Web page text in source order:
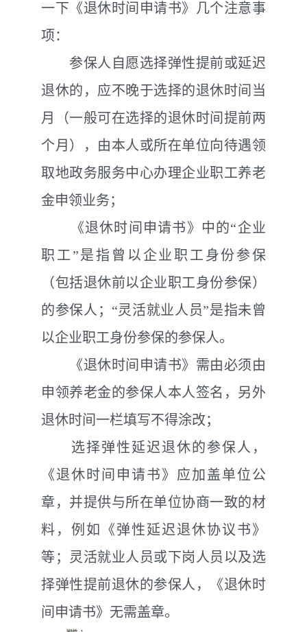
一下《退休时间申请书》几个注意事
项：
参保人自愿选择弹性提前或延迟
退休的，应不晚于选择的退休时间当
月（一般可在选择的退休时间提前两
个月），由本人或所在单位向待遇领
取地政务服务中心办理企业职工养老
金申领业务；
《退休时间申请书》中的“企业
职工”是指曾以企业职工身份参保
（包括退休前以企业职工身份参保）
的参保人；“灵活就业人员”是指未曾
以企业职工身份参保的参保人。
《退休时间申请书》需由必须由
申领养老金的参保人本人签名，另外
退休时间一栏填写不得涂改；
选择弹性延迟退休的参保人，
《退休时间申请书》应加盖单位公
章，并提供与所在单位协商一致的材
料，例如《弹性延迟退休协议书》
等；灵活就业人员或下岗人员以及选
择弹性提前退休的参保人，《退休时
间申请书》无需盖章。